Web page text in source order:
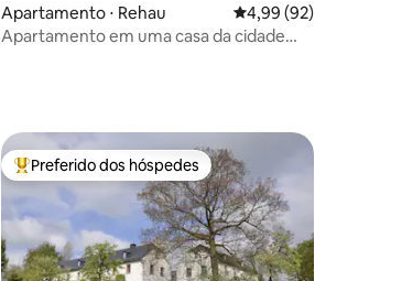
Apartamento ⋅ Rehau 4,99 de uma
4,99 (92)
Apartamento em uma casa da cidade
Entre os melhores preferidos dos hóspedes
Preferido dos hóspedes